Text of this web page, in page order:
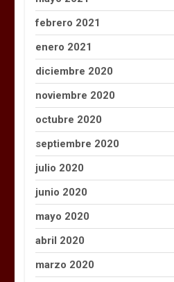
febrero 2021
enero 2021
diciembre 2020
noviembre 2020
octubre 2020
septiembre 2020
julio 2020
junio 2020
mayo 2020
abril 2020
marzo 2020